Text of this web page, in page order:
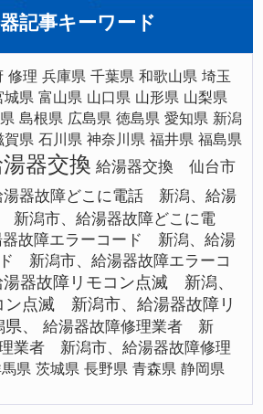
記事キーワード
修理 兵庫県 千葉県 和歌山県 埼玉
城県 富山県 山口県 山形県 山梨県
島根県 広島県 徳島県 愛知県 新潟
賀県 石川県 神奈川県 福井県 福島県
器交換 給湯器交換 仙台市
湯器故障どこに電話 新潟、給湯
新潟市、給湯器故障どこに電
器故障エラーコード 新潟、給湯
新潟市、給湯器故障エラーコ
湯器故障リモコン点滅 新潟、
ン点滅 新潟市、給湯器故障リ
、
給湯器故障修理業者 新
業者 新潟市、給湯器故障修理
県 茨城県 長野県 青森県 静岡県